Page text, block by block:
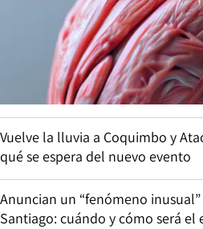
Vuelve la lluvia a Coquimbo y
qué se espera del nuevo evento
Anuncian un “fenómeno
Santiago: cuándo y cómo será el